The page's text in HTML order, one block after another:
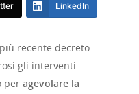
LinkedIn
recente decreto
gli interventi
per agevolare la